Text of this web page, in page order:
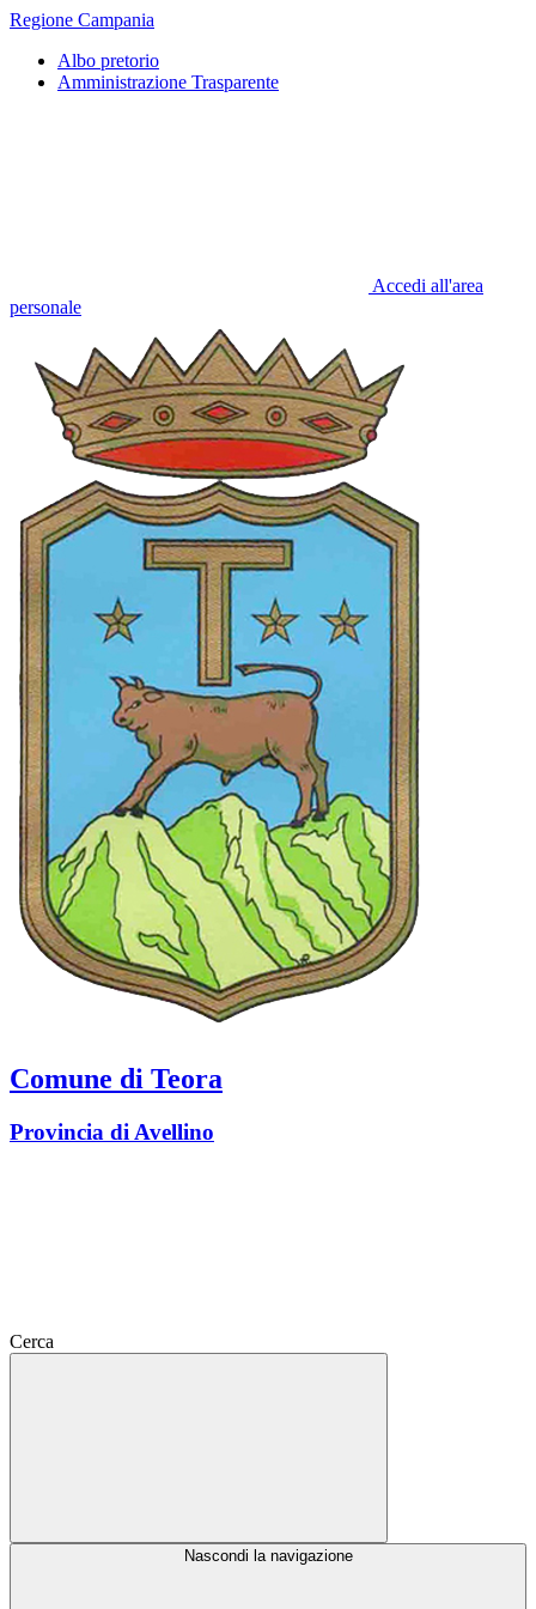
Regione Campania
Albo pretorio
Amministrazione Trasparente
Accedi all'area
personale
Comune di Teora
Provincia di Avellino
Cerca
Nascondi la navigazione